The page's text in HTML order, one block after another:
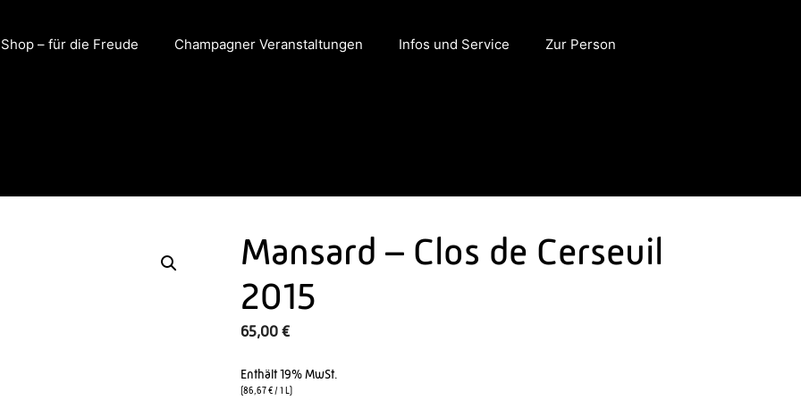
– für die Freude Champagner Veranstaltungen Infos und Service Zur Person
Mansard – Clos de Cerseuil
2015
65,00 €
Enthält 19% MwSt.
86,67 € / 1 L)